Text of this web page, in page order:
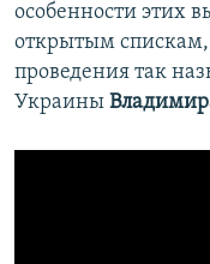
особенности этих
открытым
проведения так
Украины